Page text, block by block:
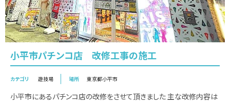
小平市パチンコ店 改修工事の施工
カテゴリ 遊技場 場所 東京都小平市
小平市にあるパチンコ店の改修をさせて頂きました 主な改修内容は